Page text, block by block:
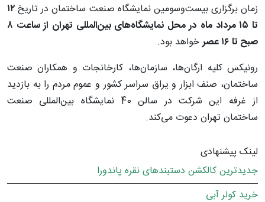
زمان برگزاری بیست‌وسومین نمایشگاه صنعت ساختمان در تاریخ۱۲
تا ۱۵ مرداد ماه
در محل نمایشگاه‌های بین‌المللی تهران از ساعت ۸
صبح تا ۱۶ عصر
خواهد بود.
رونیکس کلیه ارگان‌ها، سازمان‌ها، کارخانجات و همکاران صنعت
ساختمان، صنف ابزار و یراق سراسر کشور و عموم مردم را به بازدید
از غرفه این شرکت در سالن 40 نمایشگاه بین‌المللی صنعت
ساختمان تهران دعوت می‌کند.
لینک پیشنهادی
جدیدترین کالکشن دستبندهای نقره پاندورا
خرید کولر آبی